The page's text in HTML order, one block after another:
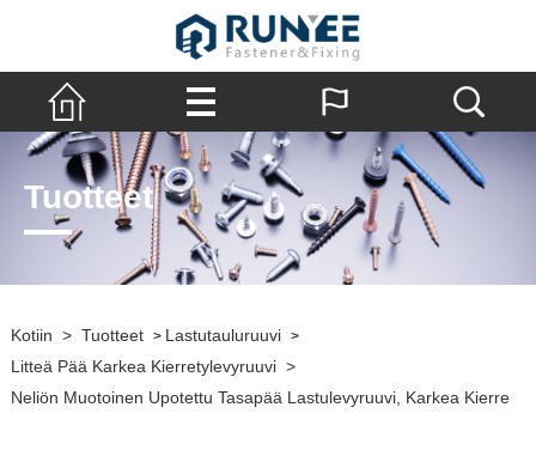
Tuotteet
Kotiin > Tuotteet > Lastutauluruuvi >
Litteä Pää Karkea Kierretylevyruuvi >
Neliön Muotoinen Upotettu Tasapää Lastulevyruuvi, Karkea Kierre